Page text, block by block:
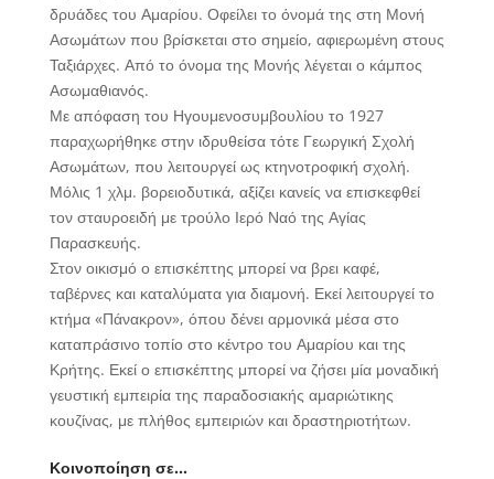
δρυάδες του Αμαρίου. Οφείλει το όνομά της στη Μονή
Ασωμάτων που βρίσκεται στο σημείο, αφιερωμένη στους
Ταξιάρχες. Από το όνομα της Μονής λέγεται ο κάμπος
Ασωμαθιανός.
Με απόφαση του Ηγουμενοσυμβουλίου το 1927
παραχωρήθηκε στην ιδρυθείσα τότε Γεωργική Σχολή
Ασωμάτων, που λειτουργεί ως κτηνοτροφική σχολή.
Μόλις 1 χλμ. βορειοδυτικά, αξίζει κανείς να επισκεφθεί
τον σταυροειδή με τρούλο Ιερό Ναό της Αγίας
Παρασκευής.
Στον οικισμό ο επισκέπτης μπορεί να βρει καφέ,
ταβέρνες και καταλύματα για διαμονή. Εκεί λειτουργεί το
κτήμα «Πάνακρον», όπου δένει αρμονικά μέσα στο
καταπράσινο τοπίο στο κέντρο του Αμαρίου και της
Κρήτης. Εκεί ο επισκέπτης μπορεί να ζήσει μία μοναδική
γευστική εμπειρία της παραδοσιακής αμαριώτικης
κουζίνας, με πλήθος εμπειριών και δραστηριοτήτων.
Κοινοποίηση σε…